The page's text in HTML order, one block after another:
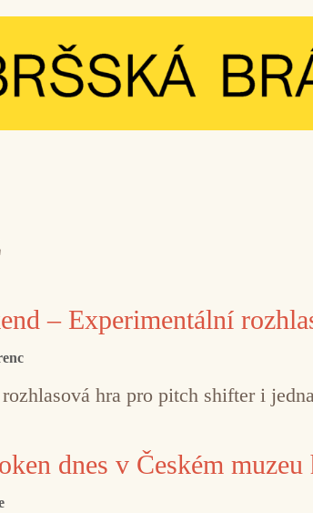
– Experimentální
hra pro pitch shifter i
dnes v Českém muzeu